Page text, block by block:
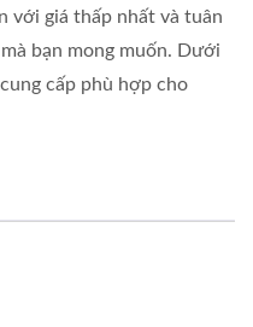
với giá thấp nhất và tuân
bạn mong muốn. Dưới
cấp phù hợp cho